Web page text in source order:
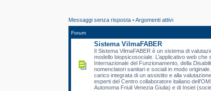
Messaggi senza risposta •Argomenti attivi
Forum
Sistema VilmaFABER
Il Sistema VilmaFABER è un sistema di
modello biopsicosociale. L’applicativo web
Internazionale del Funzionamento, della
nomenclatori sanitari e sociali in modo
carico integrata di un assistito e alla
esperti del Centro collaboratore italiano
Autonoma Friuli Venezia Giulia) e di Insiel